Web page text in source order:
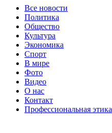
Все новости
Политика
Общество
Культура
Экономика
Спорт
В мире
Фото
Видео
О нас
Контакт
Профессиональная этика